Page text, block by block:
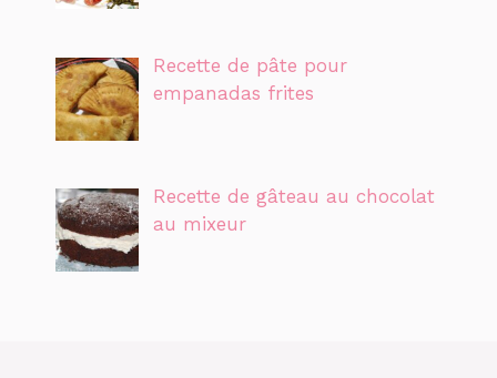
Recette de pâte pour
empanadas frites
Recette de gâteau au chocolat
au mixeur